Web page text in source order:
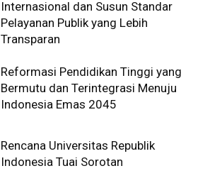
Internasional dan Susun Standar
Pelayanan Publik yang Lebih
Transparan
Reformasi Pendidikan Tinggi yang
Bermutu dan Terintegrasi Menuju
Indonesia Emas 2045
Rencana Universitas Republik
Indonesia Tuai Sorotan